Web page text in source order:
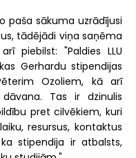
paša sākuma uzrādījusi
tādējādi viņa saņēma
piebilst: "Paldies LLU
Gerhardu stipendijas
Ozoliem, kā arī
Tas ir dzinulis
pret cilvēkiem, kuri
resursus, kontaktus
stipendija ir atbalsts,